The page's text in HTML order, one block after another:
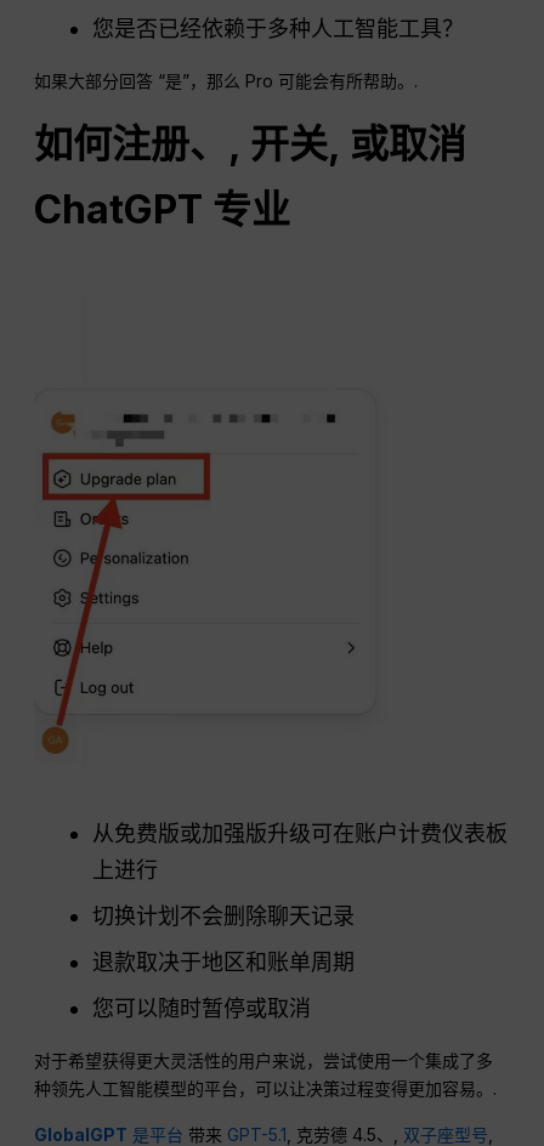
您是否已经依赖于多种人工智能工具？
如果大部分回答 “是”，那么 Pro 可能会有所帮助。.
如何注册、, 开关, 或取消
ChatGPT 专业
从免费版或加强版升级可在账户计费仪表板
上进行
切换计划不会删除聊天记录
退款取决于地区和账单周期
您可以随时暂停或取消
对于希望获得更大灵活性的用户来说，尝试使用一个集成了多
种领先人工智能模型的平台，可以让决策过程变得更加容易。.
GlobalGPT 是平台 带来 GPT-5.1 , 克劳德 4.5、, 双子座型号